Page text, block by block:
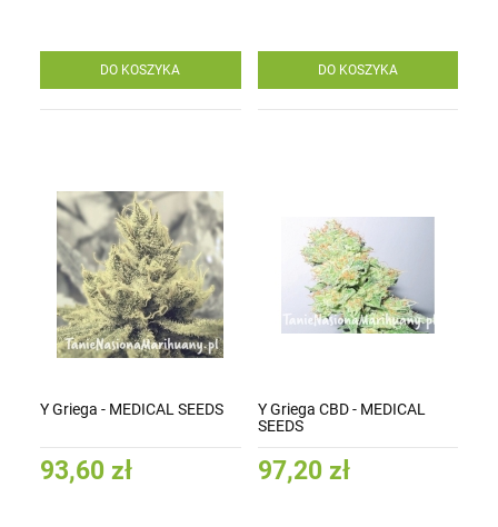
DO KOSZYKA DO KOSZYKA
Y Griega - MEDICAL SEEDS
93,60 zł
Y Griega CBD - MEDICAL
SEEDS
97,20 zł